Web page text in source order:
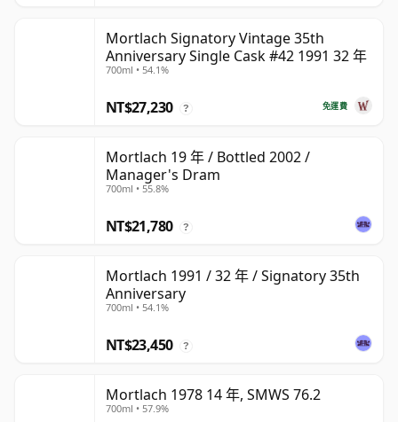
Mortlach Signatory Vintage 35th
Anniversary Single Cask #42 1991 32 年
700ml • 54.1%
免運費
NT$27,230 ?
Mortlach 19 年 / Bottled 2002 /
Manager's Dram
700ml • 55.8%
NT$21,780 ?
Mortlach 1991 / 32 年 / Signatory 35th
Anniversary
700ml • 54.1%
NT$23,450 ?
Mortlach 1978 14 年, SMWS 76.2
700ml • 57.9%